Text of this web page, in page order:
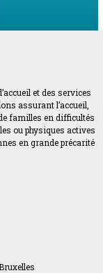
et des services
assurant l’accueil,
familles en difficultés
ou physiques actives
en grande précarité